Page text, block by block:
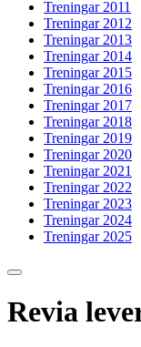
Treningar 2011
Treningar 2012
Treningar 2013
Treningar 2014
Treningar 2015
Treningar 2016
Treningar 2017
Treningar 2018
Treningar 2019
Treningar 2020
Treningar 2021
Treningar 2022
Treningar 2023
Treningar 2024
Treningar 2025
Revia